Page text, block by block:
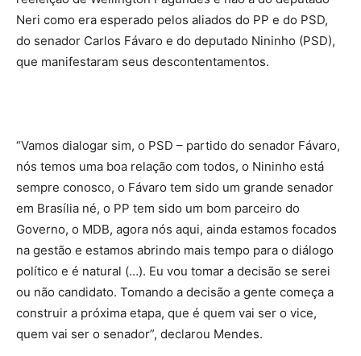
Neri como era esperado pelos aliados do PP e do PSD,
do senador Carlos Fávaro e do deputado Nininho (PSD),
que manifestaram seus descontentamentos.
“Vamos dialogar sim, o PSD – partido do senador Fávaro,
nós temos uma boa relação com todos, o Nininho está
sempre conosco, o Fávaro tem sido um grande senador
em Brasília né, o PP tem sido um bom parceiro do
Governo, o MDB, agora nós aqui, ainda estamos focados
na gestão e estamos abrindo mais tempo para o diálogo
político e é natural (…). Eu vou tomar a decisão se serei
ou não candidato. Tomando a decisão a gente começa a
construir a próxima etapa, que é quem vai ser o vice,
quem vai ser o senador”, declarou Mendes.